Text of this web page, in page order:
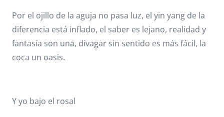
Por el ojillo de la aguja no pasa luz, el yin yang de la
diferencia está inflado, el saber es lejano, realidad y
fantasía son una, divagar sin sentido es más fácil, la
coca un oasis.
Y yo bajo el rosal